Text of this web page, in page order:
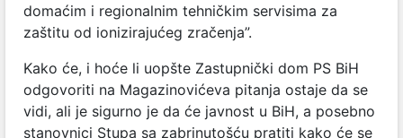
domaćim i regionalnim tehničkim servisima za
zaštitu od ionizirajućeg zračenja”.
Kako će, i hoće li uopšte Zastupnički dom PS BiH
odgovoriti na Magazinovićeva pitanja ostaje da se
vidi, ali je sigurno je da će javnost u BiH, a posebno
stanovnici Stupa sa zabrinutošću pratiti kako će se